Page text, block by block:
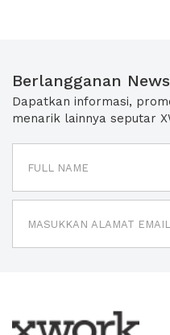
Berlangganan
Dapatkan informasi,
menarik lainnya seputar